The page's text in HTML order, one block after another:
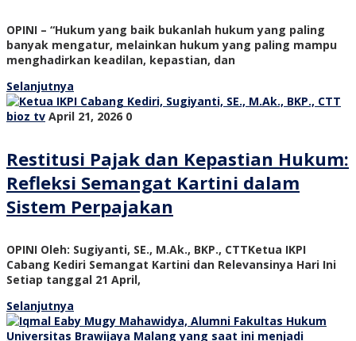
OPINI – “Hukum yang baik bukanlah hukum yang paling
banyak mengatur, melainkan hukum yang paling mampu
menghadirkan keadilan, kepastian, dan
Selanjutnya
bioz tv April 21, 2026 0
Restitusi Pajak dan Kepastian Hukum:
Refleksi Semangat Kartini dalam
Sistem Perpajakan
OPINI Oleh: Sugiyanti, SE., M.Ak., BKP., CTTKetua IKPI
Cabang Kediri Semangat Kartini dan Relevansinya Hari Ini
Setiap tanggal 21 April,
Selanjutnya